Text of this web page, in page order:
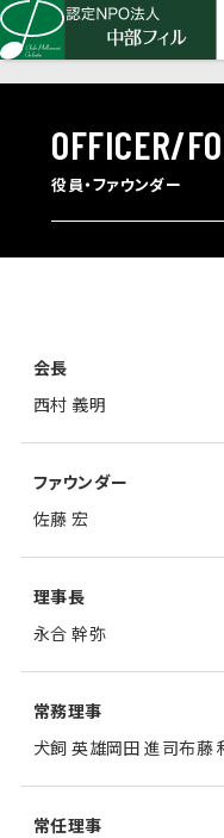
コンサート
シーズンプログラム
中部フィルとは
楽団員
OFFICER/
役員・ファウンダー
会長
西村 義明
ファウンダー
佐藤 宏
理事長
永合 幹弥
常務理事
犬飼 英雄岡田 進司布藤
常任理事